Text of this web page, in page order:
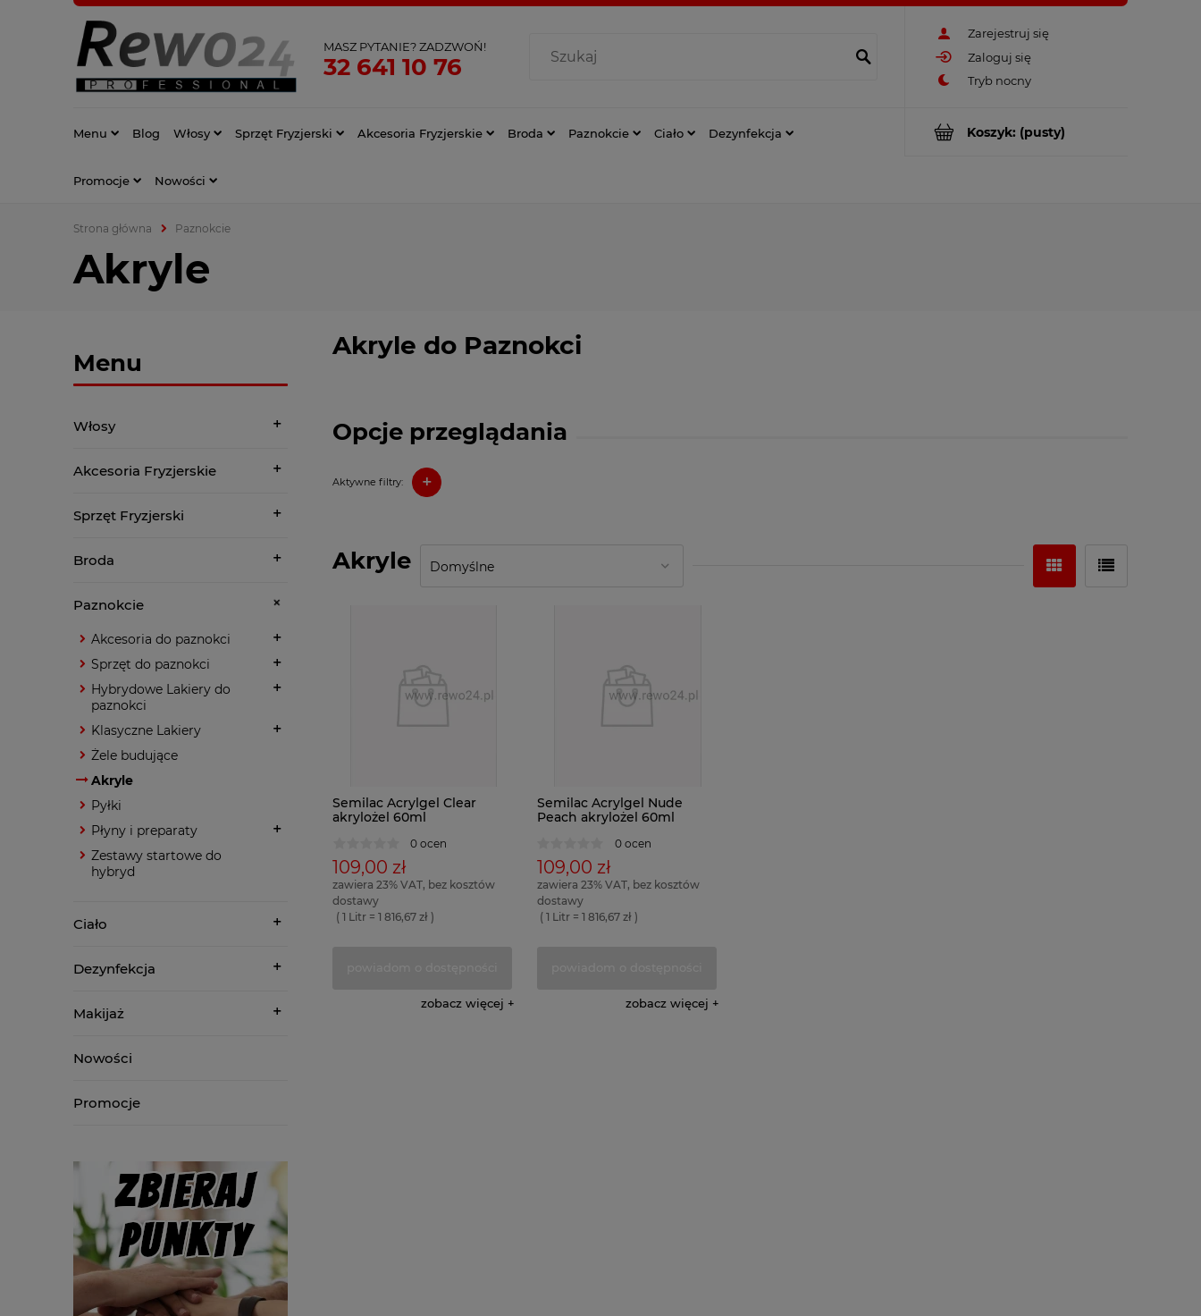
Zarejestruj się
Zaloguj się
MASZ PYTANIE? ZADZWOŃ!
32 641 10 76
Koszyk: (pusty)
Menu Blog Włosy Sprzęt Fryzjerski Akcesoria Fryzjerskie Broda Paznokcie Ciało Dezynfekcja
Promocje Nowości
Strona główna Paznokcie
Akryle
Menu
Włosy
Akcesoria Fryzjerskie
Sprzęt Fryzjerski
Broda
Paznokcie
Akcesoria do paznokci
Sprzęt do paznokci
Hybrydowe Lakiery do
paznokci
Klasyczne Lakiery
Żele budujące
Akryle
Pyłki
Płyny i preparaty
Zestawy startowe do
hybryd
Ciało
Dezynfekcja
Makijaż
Nowości
Promocje
Opcje przeglądania
Aktywne filtry: +
Akryle do Paznokci
Akryle
Semilac Acrylgel Clear
akrylożel 60ml
0 ocen
109,00 zł
zawiera 23% VAT, bez kosztów
dostawy
( 1 Litr = 1 816,67 zł )
zobacz więcej
Semilac Acrylgel Nude
Peach akrylożel 60ml
0 ocen
109,00 zł
zawiera 23% VAT, bez kosztów
dostawy
( 1 Litr = 1 816,67 zł )
zobacz więcej